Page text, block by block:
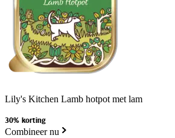
Lily's Kitchen Lamb hotpot met lam
30% korting
Combineer nu